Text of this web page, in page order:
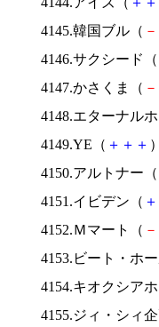
4145.韓国ブル（ －
4146.サクシード（
4147.かさくま（ －
4148.エターナル
4149.YE（ ＋ ＋ ＋
4150.アルトナー（
4151.イビデン（ ＋
4152.Ｍマート（ －
4153.ビート・ホ
4154.キオクシア
4155.ジィ・シィ